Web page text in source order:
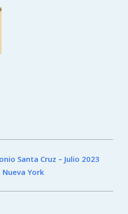
Santa Cruz – Julio 2023
Nueva York